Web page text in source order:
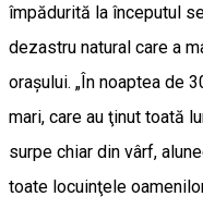
împădurită la începutul
dezastru natural care a
oraşului. „În noaptea de
mari, care au ţinut toată
surpe chiar din vârf,
toate locuinţele